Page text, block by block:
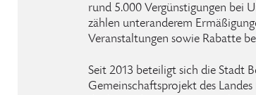
rund 5.000 Vergünstigungen bei
zählen unteranderem
Veranstaltungen sowie Rabatte
Seit 2013 beteiligt sich die Stadt
Gemeinschaftsprojekt des